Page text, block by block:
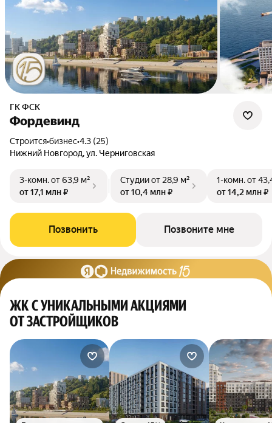
ГК ФСК
Фордевинд
Строится•бизнес•4.3 (25)
Нижний Новгород, ул. Черниговская
3-комн.от 63,9 м²
от 17,1 млн ₽
Студииот 28,9 м²
от 10,4 млн ₽
1-комн.от
от 14,2 млн ₽
Позвонить Позвоните мне
ЖК С УНИКАЛЬНЫМИ АКЦИЯМИ
ОТ ЗАСТРОЙЩИКОВ